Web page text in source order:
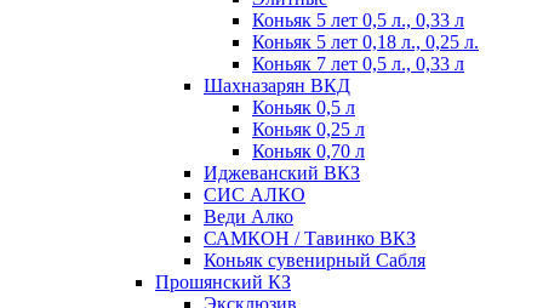
Коньяк 5 лет 0,5 л., 0,33 л
Коньяк 5 лет 0,18 л., 0,25 л.
Коньяк 7 лет 0,5 л., 0,33 л
Шахназарян ВКД
Коньяк 0,5 л
Коньяк 0,25 л
Коньяк 0,70 л
Иджеванский ВКЗ
СИС АЛКО
Веди Алко
САМКОН / Тавинко ВКЗ
Коньяк сувенирный Сабля
Прошянский КЗ
Эксклюзив